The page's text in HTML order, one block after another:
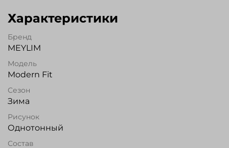
Характеристики
Бренд
MEYLIM
Модель
Modern Fit
Сезон
Зима
Рисунок
Однотонный
Состав